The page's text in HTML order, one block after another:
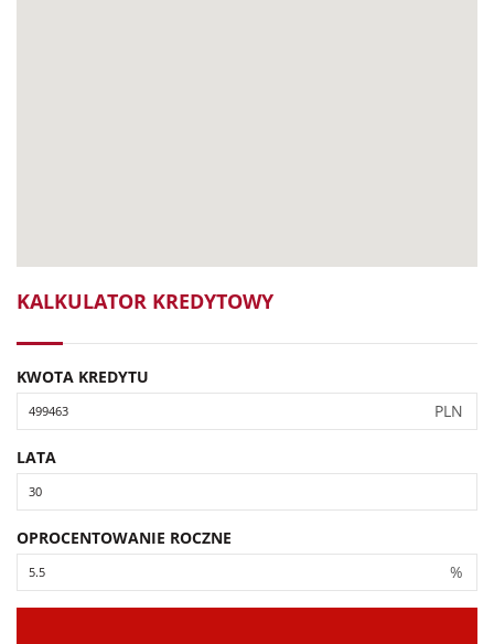
KALKULATOR KREDYTOWY
KWOTA KREDYTU
PLN
LATA
OPROCENTOWANIE ROCZNE
%